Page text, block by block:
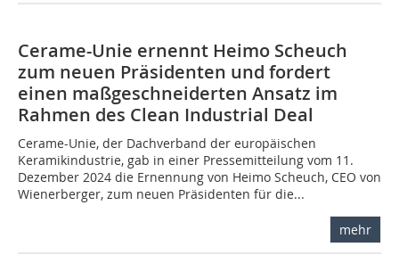
Cerame-Unie ernennt Heimo Scheuch
zum neuen Präsidenten und fordert
einen maßgeschneiderten Ansatz im
Rahmen des Clean Industrial Deal
Cerame-Unie, der Dachverband der europäischen
Keramikindustrie, gab in einer Pressemitteilung vom 11.
Dezember 2024 die Ernennung von Heimo Scheuch, CEO von
Wienerberger, zum neuen Präsidenten für die...
mehr